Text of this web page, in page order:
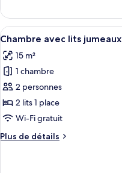
le
type
de
Chambre
Double
Afficher
toutes
les
photos
pour
ce
type
chambre :
4
Chambre avec lits jumeaux
15 m²
1 chambre
2 personnes
2 lits 1 place
Wi-Fi gratuit
Plus de détails
Plus